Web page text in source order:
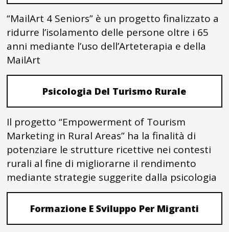
“MailArt 4 Seniors” è un progetto finalizzato a
ridurre l’isolamento delle persone oltre i 65
anni mediante l’uso dell’Arteterapia e della
MailArt
Psicologia Del Turismo Rurale
Il progetto “Empowerment of Tourism
Marketing in Rural Areas” ha la finalità di
potenziare le strutture ricettive nei contesti
rurali al fine di migliorarne il rendimento
mediante strategie suggerite dalla psicologia
Formazione E Sviluppo Per Migranti